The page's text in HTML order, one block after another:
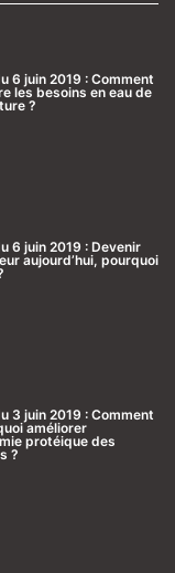
6 juin 2019 : Comment
les besoins en eau de
?
6 juin 2019 : Devenir
aujourd’hui, pourquoi
3 juin 2019 : Comment
améliorer
protéique des
?